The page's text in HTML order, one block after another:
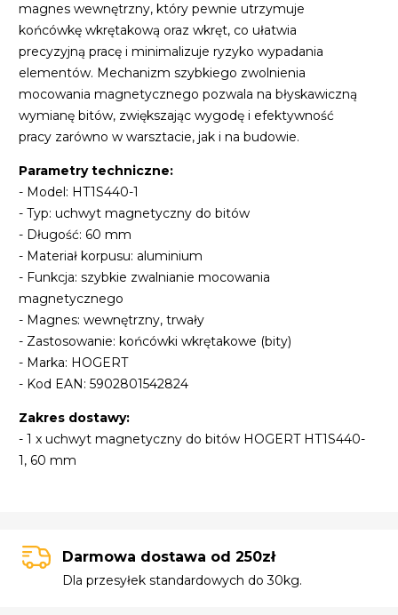
magnes wewnętrzny, który pewnie utrzymuje
końcówkę wkrętakową oraz wkręt, co ułatwia
precyzyjną pracę i minimalizuje ryzyko wypadania
elementów. Mechanizm szybkiego zwolnienia
mocowania magnetycznego pozwala na błyskawiczną
wymianę bitów, zwiększając wygodę i efektywność
pracy zarówno w warsztacie, jak i na budowie.
Parametry techniczne:
- Model: HT1S440-1
- Typ: uchwyt magnetyczny do bitów
- Długość: 60 mm
- Materiał korpusu: aluminium
- Funkcja: szybkie zwalnianie mocowania
magnetycznego
- Magnes: wewnętrzny, trwały
- Zastosowanie: końcówki wkrętakowe (bity)
- Marka: HOGERT
- Kod EAN: 5902801542824
Zakres dostawy:
- 1 x uchwyt magnetyczny do bitów HOGERT HT1S440-
1, 60 mm
Darmowa dostawa od 250zł
Dla przesyłek standardowych do 30kg.